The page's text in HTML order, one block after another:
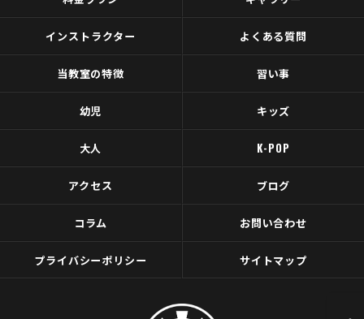
インストラクター よくある質問
当教室の特徴 習い事
幼児 キッズ
大人 K-POP
アクセス ブログ
コラム お問い合わせ
プライバシーポリシー サイトマップ